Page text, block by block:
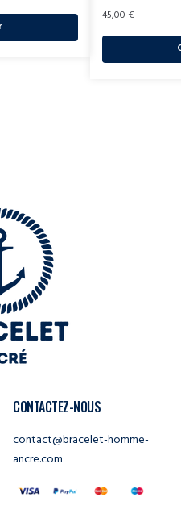
45,00 €
CONTACTEZ-NOUS
contact@bracelet-homme-
ancre.com